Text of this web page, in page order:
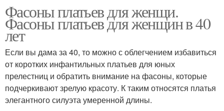
Фасоны платьев для женщи.
Фасоны платьев для женщин в 40
лет
Если вы дама за 40, то можно с облегчением избавиться
от коротких инфантильных платьев для юных
прелестниц и обратить внимание на фасоны, которые
подчеркивают зрелую красоту. К таким относятся платья
элегантного силуэта умеренной длины.